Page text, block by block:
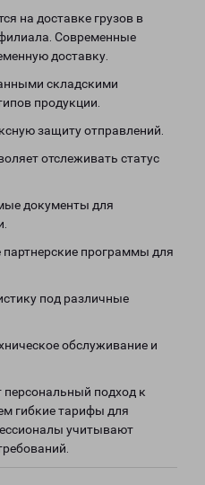
на доставке грузов в
Современные
доставку.
складскими
продукции.
защиту отправлений.
отслеживать статус
документы для
программы для
под различные
обслуживание и
подход к
гибкие тарифы для
учитывают